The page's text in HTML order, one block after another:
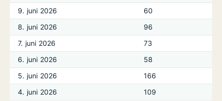
9. juni 2026
60
8. juni 2026
96
7. juni 2026
73
6. juni 2026
58
5. juni 2026
166
4. juni 2026
109